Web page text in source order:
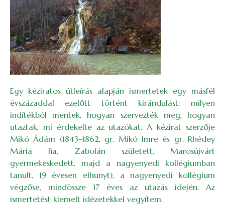
Egy kéziratos útleírás alapján ismertetek egy másfél
évszázaddal ezelőtt történt kirándulást: milyen
indítékból mentek, hogyan szervezték meg, hogyan
utaztak, mi érdekelte az utazókat. A kézirat szerzője
Mikó Ádám (1843–1862, gr. Mikó Imre és gr. Rhédey
Mária fia, Zabolán született, Marosújvárt
gyermekeskedett, majd a nagyenyedi kollégiumban
tanult, 19 évesen elhunyt), a nagyenyedi kollégium
végzőse, mindössze 17 éves az utazás idején. Az
ismertetést kiemelt idézetekkel vegyítem.